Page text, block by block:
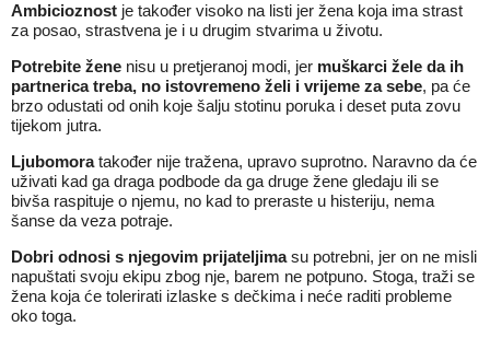
Ambicioznost je također visoko na listi jer žena koja ima strast
za posao, strastvena je i u drugim stvarima u životu.
Potrebite žene nisu u pretjeranoj modi, jer muškarci žele da ih
partnerica treba, no istovremeno želi i vrijeme za sebe, pa će
brzo odustati od onih koje šalju stotinu poruka i deset puta zovu
tijekom jutra.
Ljubomoratakođer nije tražena, upravo suprotno. Naravno da će
uživati kad ga draga podbode da ga druge žene gledaju ili se
bivša raspituje o njemu, no kad to preraste u histeriju, nema
šanse da veza potraje.
Dobri odnosi s njegovim prijateljimasu potrebni, jer on ne misli
napuštati svoju ekipu zbog nje, barem ne potpuno. Stoga, traži se
žena koja će tolerirati izlaske s dečkima i neće raditi probleme
oko toga.